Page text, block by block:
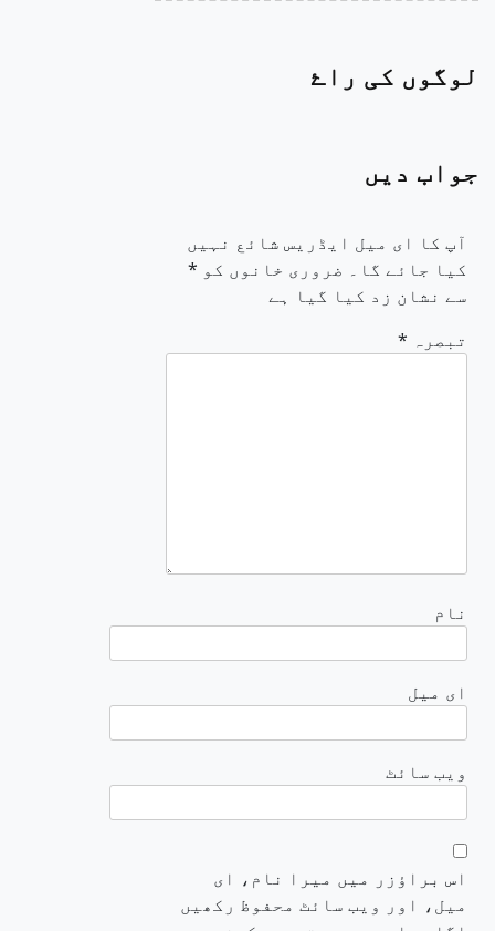
لوگوں کی راۓ
جواب دیں
آپ کا ای میل ایڈریس شائع نہیں
کیا جائے گا۔ ضروری خانوں کو *
سے نشان زد کیا گیا ہے
تبصرہ *
نام
ای میل
ویب‌ سائٹ
اس براؤزر میں میرا نام، ای
میل، اور ویب سائٹ محفوظ رکھیں